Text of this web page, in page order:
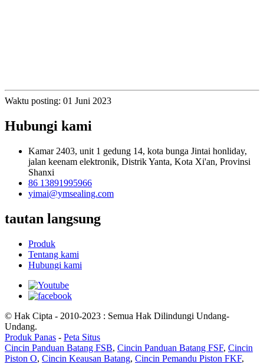
Waktu posting: 01 Juni 2023
Hubungi kami
Kamar 2403, unit 1 gedung 14, kota bunga Jintai honliday,
jalan keenam elektronik, Distrik Yanta, Kota Xi'an, Provinsi
Shanxi
86 13891995966
yimai@ymsealing.com
tautan langsung
Produk
Tentang kami
Hubungi kami
© Hak Cipta - 2010-2023 : Semua Hak Dilindungi Undang-
Undang.
Produk Panas - Peta Situs
Cincin Panduan Batang FSB, Cincin Panduan Batang FSF, Cincin
Piston O, Cincin Keausan Batang, Cincin Pemandu Piston FKF,